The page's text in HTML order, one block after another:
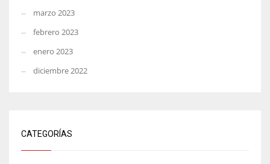
marzo 2023
febrero 2023
enero 2023
diciembre 2022
CATEGORÍAS